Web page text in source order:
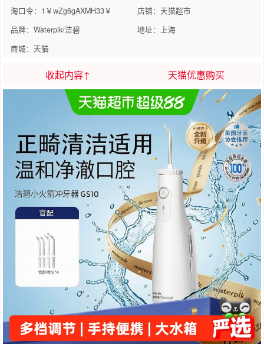
淘口令：1￥wZg6gAXMH33￥
店铺：天猫超市
品牌：Waterpik/洁碧
地址：上海
商城：天猫
收起内容↑ 天猫优惠购买